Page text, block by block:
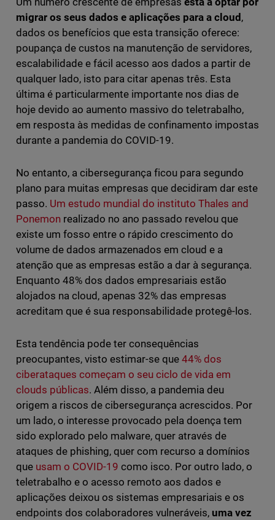
migrar os seus dados e aplicações para a cloud ,
dados os benefícios que esta transição oferece:
poupança de custos na manutenção de servidores,
escalabilidade e fácil acesso aos dados a partir de
qualquer lado, isto para citar apenas três. Esta
última é particularmente importante nos dias de
hoje devido ao aumento massivo do teletrabalho,
em resposta às medidas de confinamento impostas
durante a pandemia do COVID-19.
No entanto, a cibersegurança ficou para segundo
plano para muitas empresas que decidiram dar este
passo. Um estudo mundial do instituto Thales and
Ponemon realizado no ano passado revelou que
existe um fosso entre o rápido crescimento do
volume de dados armazenados em cloud e a
atenção que as empresas estão a dar à segurança.
Enquanto 48% dos dados empresariais estão
alojados na cloud, apenas 32% das empresas
acreditam que é sua responsabilidade protegê-los.
Esta tendência pode ter consequências
preocupantes, visto estimar-se que44% dos
ciberataques começam o seu ciclo de vida em
clouds públicas. Além disso, a pandemia deu
origem a riscos de cibersegurança acrescidos. Por
um lado, o interesse provocado pela doença tem
sido explorado pelo malware, quer através de
ataques de phishing, quer com recurso a domínios
que usam o COVID-19 como isco. Por outro lado, o
teletrabalho e o acesso remoto aos dados e
aplicações deixou os sistemas empresariais e os
endpoints dos colaboradores vulneráveis, uma vez